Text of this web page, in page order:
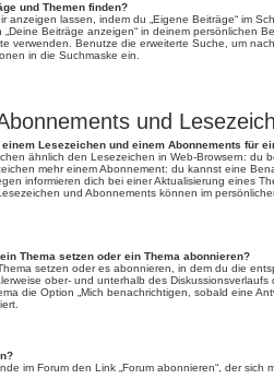
und Themen finden?
anzeigen lassen, indem du „Eigene Beiträge“ im
Beiträge anzeigen“ in deinem persönlichen
verwenden. Benutze die erweiterte Suche, um
in die Suchmaske ein.
und
Lesezeichen und einem Abonnements für
ähnlich den Lesezeichen in Web-Browsern: du
mehr einem Abonnement: du kannst eine
informieren dich bei einer Aktualisierung eines
und Abonnements können im
Thema setzen oder ein Thema abonnieren?
setzen oder es abonnieren, in dem du die
ober- und unterhalb des
die Option „Mich benachrichtigen, sobald eine
im Forum den Link „Forum abonnieren“, der sich